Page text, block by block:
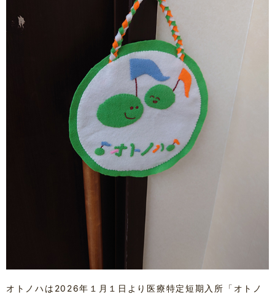
オトノハは2026年１月１日より医療特定短期入所「オトノ